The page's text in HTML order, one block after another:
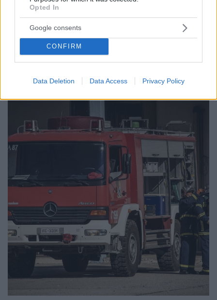
Opted In
Google consents
CONFIRM
Data Deletion Data Access Privacy Policy
Κινεζικά πλοία λεηλατούν ναυάγια του Β’ Παγκοσμίου
Πολέμου για το μέταλλό τους
Στόχος για τον «προπολεμικό χάλυβά» τους τα
πολεμικά πλοία HMS Repulse και HMS Prince of
Wales, τα οποία βυθίστηκαν το 1941 από ιαπωνικές
τορπίλες λίγες ημέρες μετά την επίθεση στο Περλ